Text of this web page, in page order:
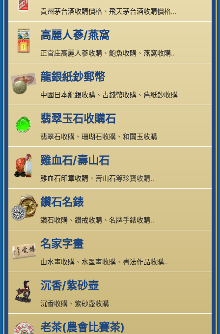
貴州茅台酒收購價格 、 飛天茅台酒收購價格...
高麗人蔘/燕窩
正官庄高麗人蔘收購 、 鮑魚收購 、 燕窩收購..
龍銀紙鈔郵幣
中國日本龍銀收購 、 古錢幣收購 、 舊紙鈔收購
翡翠玉石收購石
翡翠石收購 、 珊瑚石收購 、 和闐玉收購
雞血石/壽山石
雞血石印章收購 、 壽山石等珍寶收購..
鑽石名錶
鑽石收購 、 鑽戒收購 、 名牌手錶收購..
名家字畫
山水畫收購 、 水墨畫收購 、 書法作品收購..
沉香/紫砂壺
沉香收購 、 紫砂壺收購
老茶(農會比賽茶)